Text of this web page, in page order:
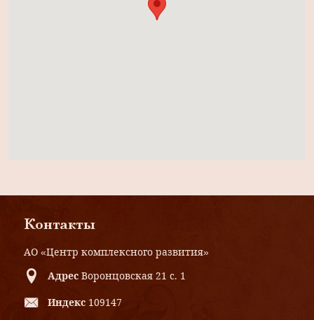
Контакты
АО «Центр комплексного развития»
Адрес Воронцовская 21 с. 1
Индекс 109147